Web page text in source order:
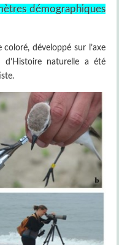
démographiques
développé sur l’axe
naturelle a été